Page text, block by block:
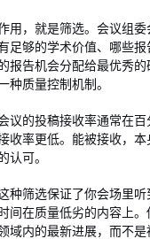
用，就是筛选。会议组
足够的学术价值、哪些
报告机会分配给最优秀
种质量控制机制。
议的投稿接收率通常在
收率更低。能被接收，
认可。
种筛选保证了你会场里
间在质量低劣的内容上
域内的最新进展，而不